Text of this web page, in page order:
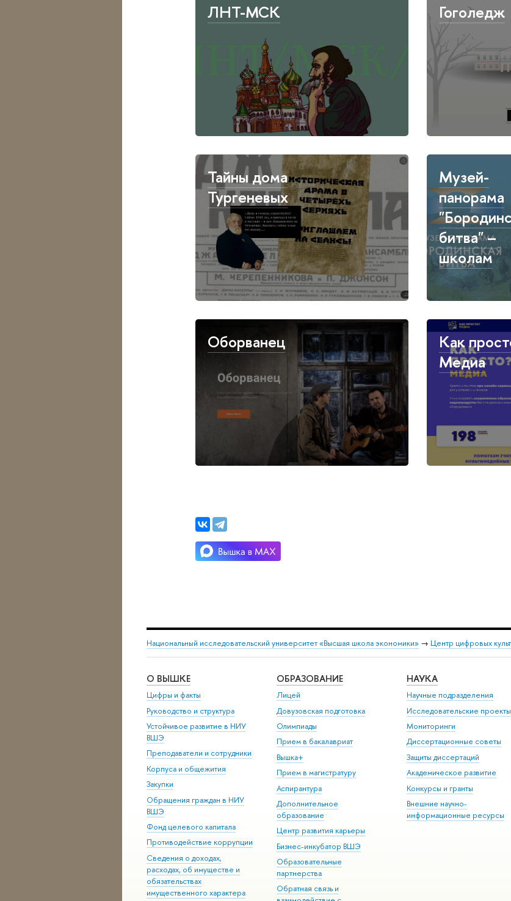
ЛНТ-МСК Гоголедж
Тайны дома
Тургеневых
Музей-
панорама
битва" –
школам
Оборванец
Как
Медиа
Национальный исследовательский университет «Высшая школа экономики» → Центр цифровых
О ВЫШКЕ
Цифры и факты
Руководство и структура
Устойчивое развитие в НИУ
ВШЭ
Преподаватели и сотрудники
Корпуса и общежития
Закупки
Обращения граждан в НИУ
ВШЭ
Фонд целевого капитала
Противодействие коррупции
Сведения о доходах,
расходах, об имуществе и
обязательствах
имущественного характера
ОБРАЗОВАНИЕ
Лицей
Довузовская подготовка
Олимпиады
Прием в бакалавриат
Вышка+
Прием в магистратуру
Аспирантура
Дополнительное
образование
Центр развития карьеры
Бизнес-инкубатор ВШЭ
Образовательные
партнерства
Обратная связь и
НАУКА
Научные подразделения
Исследовательские проекты
Мониторинги
Диссертационные советы
Защиты диссертаций
Академическое развитие
Конкурсы и гранты
Внешние научно-
информационные ресурсы